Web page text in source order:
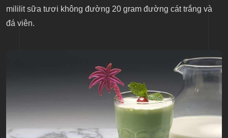
mililit sữa tươi không đường 20 gram đường cát trắng và
đá viên.